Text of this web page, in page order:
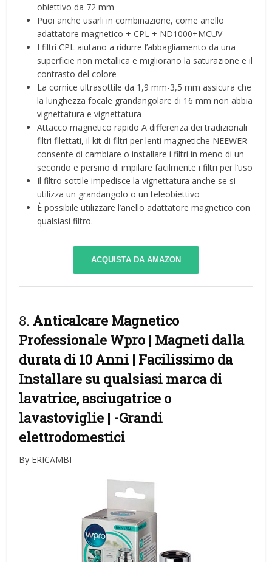
obiettivo da 72 mm
Puoi anche usarli in combinazione, come anello
adattatore magnetico + CPL + ND1000+MCUV
I filtri CPL aiutano a ridurre l’abbagliamento da una
superficie non metallica e migliorano la saturazione e il
contrasto del colore
La cornice ultrasottile da 1,9 mm-3,5 mm assicura che
la lunghezza focale grandangolare di 16 mm non abbia
vignettatura e vignettatura
Attacco magnetico rapido A differenza dei tradizionali
filtri filettati, il kit di filtri per lenti magnetiche NEEWER
consente di cambiare o installare i filtri in meno di un
secondo e persino di impilare facilmente i filtri per l’uso
Il filtro sottile impedisce la vignettatura anche se si
utilizza un grandangolo o un teleobiettivo
È possibile utilizzare l’anello adattatore magnetico con
qualsiasi filtro.
ACQUISTA DA AMAZON
8. Anticalcare Magnetico
Professionale Wpro | Magneti dalla
durata di 10 Anni | Facilissimo da
Installare su qualsiasi marca di
lavatrice, asciugatrice o
lavastoviglie | -Grandi
elettrodomestici
By ERICAMBI